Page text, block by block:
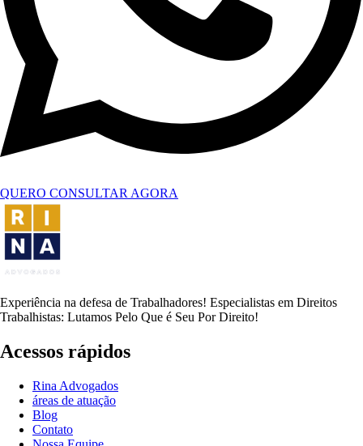
QUERO CONSULTAR AGORA
Experiência na defesa de Trabalhadores! Especialistas em Direitos
Trabalhistas: Lutamos Pelo Que é Seu Por Direito!
Acessos rápidos
Rina Advogados
áreas de atuação
Blog
Contato